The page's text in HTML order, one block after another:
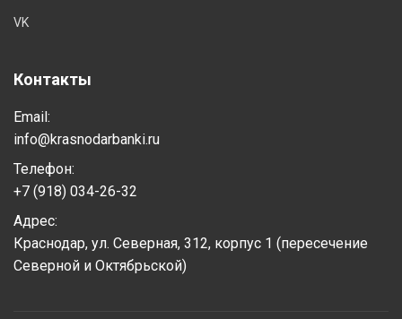
VK
Контакты
Email:
info@krasnodarbanki.ru
Телефон:
+7 (918) 034-26-32
Адрес:
Краснодар, ул. Северная, 312, корпус 1 (пересечение
Северной и Октябрьской)